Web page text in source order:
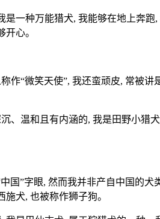
一种万能猎犬, 我能够在地上奔
心。
作“微笑天使”, 我还蛮顽皮, 常被
、温和且有内涵的, 我是田野小
国”字眼, 然而我并非产自中国的
犬, 也被称作狮子狗。